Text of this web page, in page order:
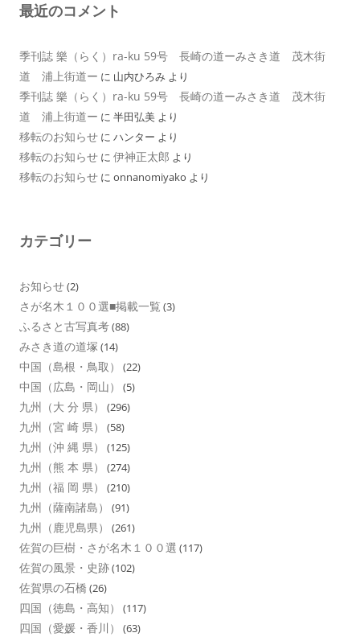
最近のコメント
季刊誌 樂（らく）ra-ku 59号 長崎の道ーみさき道 茂木街
道 浦上街道ー に 山内ひろみ より
季刊誌 樂（らく）ra-ku 59号 長崎の道ーみさき道 茂木街
道 浦上街道ー に 半田弘美 より
移転のお知らせ に ハンター より
移転のお知らせ に 伊神正太郎 より
移転のお知らせ に onnanomiyako より
カテゴリー
お知らせ(2)
さが名木１００選■掲載一覧 (3)
ふるさと古写真考(88)
みさき道の道塚 (14)
中国（島根・鳥取） (22)
中国（広島・岡山） (5)
九州（大 分 県） (296)
九州（宮 崎 県） (58)
九州（沖 縄 県） (125)
九州（熊 本 県） (274)
九州（福 岡 県） (210)
九州（薩南諸島） (91)
九州（鹿児島県） (261)
佐賀の巨樹・さが名木１００選 (117)
佐賀の風景・史跡(102)
佐賀県の石橋 (26)
四国（徳島・高知） (117)
四国（愛媛・香川） (63)